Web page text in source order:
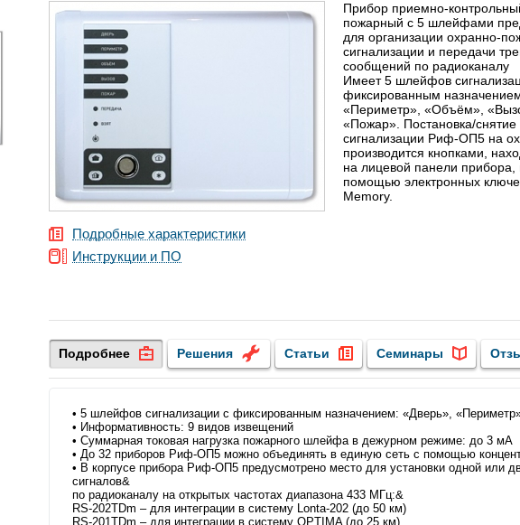
Прибор приемно-
пожарный с 5 шлейфами
для организации охранно-
сигнализации и передачи
сообщений по радиоканалу
Имеет 5 шлейфов
фиксированным
«Периметр», «Объём»,
«Пожар». Постановка/
сигнализации Риф-ОП5 на
производится кнопками,
на лицевой панели прибора,
помощью электронных
Memory.
Подробные характеристики
Инструкции и ПО
Подробнее Решения Статьи Семинары
• 5 шлейфов сигнализации с фиксированным назначением: «Дверь»,
• Информативность: 9 видов извещений
• Суммарная токовая нагрузка пожарного шлейфа в дежурном режиме: до 3 мА
• До 32 приборов Риф-ОП5 можно объединять в единую сеть с помощью
• В корпусе прибора Риф-ОП5 предусмотрено место для установки одной или
сигналов&
по радиоканалу на открытых частотах диапазона 433 МГц:&
RS-202ТDm – для интеграции в систему Lonta-202 (до 50 км)
RS-201ТDm – для интеграции в систему OPTIMA (до 25 км)